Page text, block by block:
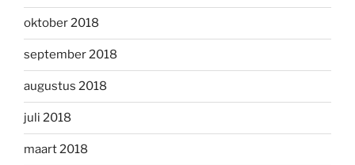
oktober 2018
september 2018
augustus 2018
juli 2018
maart 2018